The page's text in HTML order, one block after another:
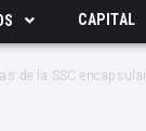
CAPITAL
de la SSC